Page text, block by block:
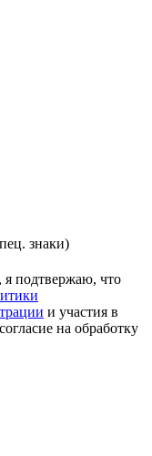
знаки)
я подтвержаю, что
и участия в
на обработку